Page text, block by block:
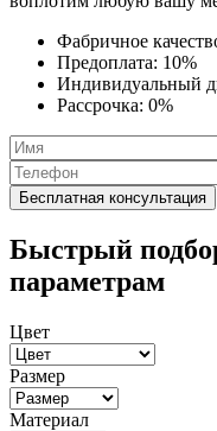
Фабричное
Предоплата: 10%
Индивидуальный
Рассрочка: 0%
Быстрый
параметрам
Цвет
Размер
Материал